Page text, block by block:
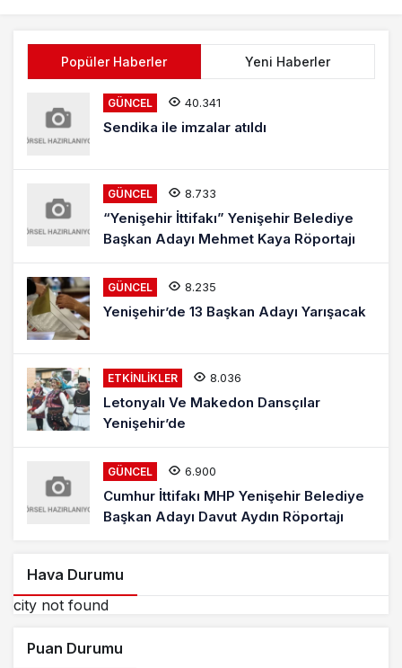
Popüler Haberler Yeni Haberler
GÜNCEL 40.341
Sendika ile imzalar atıldı
GÜNCEL 8.733
“Yenişehir İttifakı” Yenişehir Belediye
Başkan Adayı Mehmet Kaya Röportajı
GÜNCEL 8.235
Yenişehir’de 13 Başkan Adayı Yarışacak
ETKINLIKLER 8.036
Letonyalı Ve Makedon Dansçılar
Yenişehir’de
GÜNCEL 6.900
Cumhur İttifakı MHP Yenişehir Belediye
Başkan Adayı Davut Aydın Röportajı
Hava Durumu
city not found
Puan Durumu